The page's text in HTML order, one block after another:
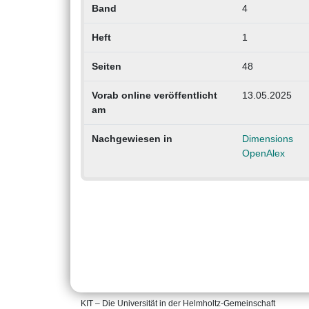
Band 4
Heft 1
Seiten 48
Vorab online veröffentlicht
am
13.05.2025
Nachgewiesen in
Dimensions
OpenAlex
KIT – Die Universität in der Helmholtz-Gemeinschaft